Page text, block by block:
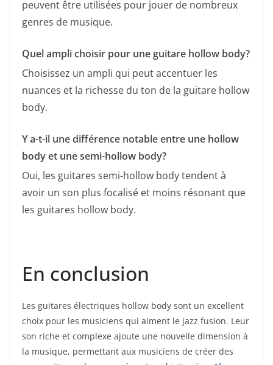
peuvent être utilisées pour jouer de nombreux
genres de musique.
Quel ampli choisir pour une guitare hollow body?
Choisissez‌ un ampli qui peut accentuer les
⁢nuances et la richesse du ton de la guitare hollow
body.
Y a-t-il ‌une différence notable entre une hollow
body‍ et ‍une semi-hollow‍ body?
Oui, les⁤ guitares semi-hollow ⁣body tendent⁣ à
avoir un son plus focalisé et moins résonant que
les​ guitares hollow body.
En‍ conclusion
Les guitares ⁤électriques hollow body‍ sont un excellent ​
choix pour⁤ les musiciens qui aiment le jazz fusion. ‍Leur
son riche et complexe ajoute une nouvelle dimension à
la musique, permettant​ aux musiciens de créer des